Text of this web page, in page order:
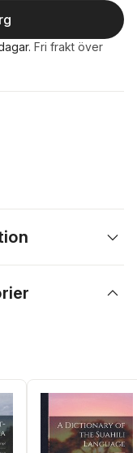
. Fri frakt över